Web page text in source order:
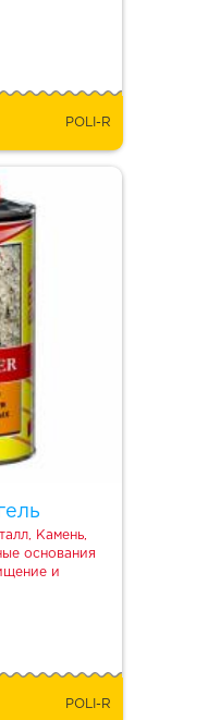
POLI-R
Камень,
основания
и
POLI-R